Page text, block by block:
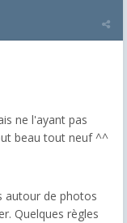
ne l'ayant pas
beau tout neuf ^^
autour de photos
Quelques règles